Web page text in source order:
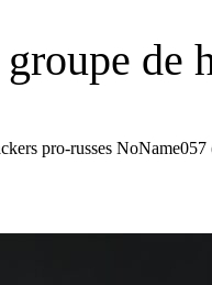
de
pro-russes